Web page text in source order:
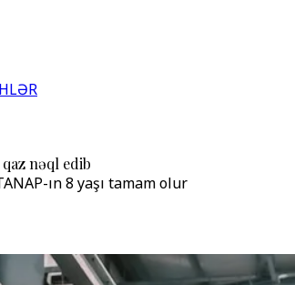
nəql edib
ın 8 yaşı tamam olur